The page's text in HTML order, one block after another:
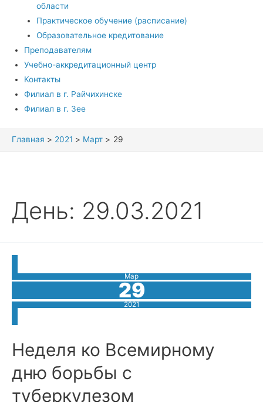
области
Практическое обучение (расписание)
Образовательное кредитование
Преподавателям
Учебно-аккредитационный центр
Контакты
Филиал в г. Райчихинске
Филиал в г. Зее
Главная 2021 Март 29
День: 29.03.2021
Мар
29
2021
Неделя ко Всемирному
дню борьбы с
туберкулезом